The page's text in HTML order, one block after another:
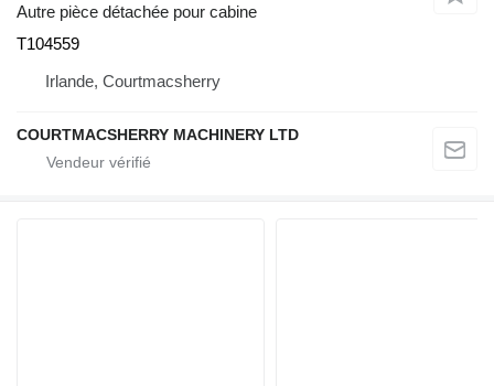
Autre pièce détachée pour cabine
T104559
Irlande, Courtmacsherry
COURTMACSHERRY MACHINERY LTD